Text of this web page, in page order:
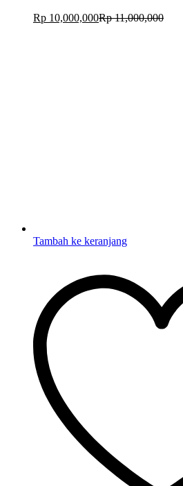
Rp 10,000,000Rp11,000,000
Tambah ke keranjang